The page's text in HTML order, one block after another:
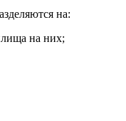
на:
на них;